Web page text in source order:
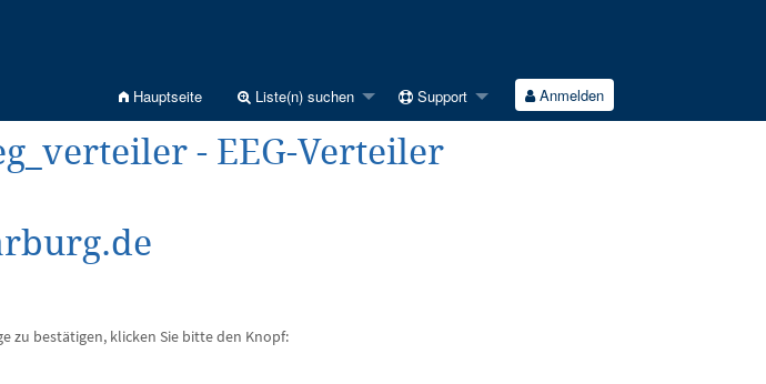
Hauptseite Liste(n) suchen Support Anmelden
- EEG-Verteiler
zu bestätigen, klicken Sie bitte den Knopf: